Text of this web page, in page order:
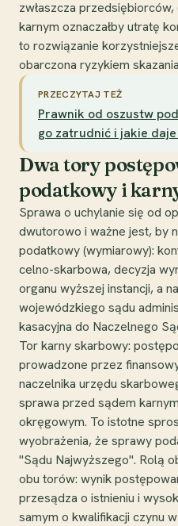
zwłaszcza
karnym oznaczałby utratę
to rozwiązanie
obarczona ryzykiem
PRZECZYTAJ TEŻ
Prawnik od oszustw
go zatrudnić i jakie
Dwa tory
podatkowy i
Sprawa o uchylanie się od
dwutorowo i ważne jest, by
podatkowy (wymiarowy):
celno-skarbowa, decyzja
organu wyższej instancji, a
wojewódzkiego sądu
kasacyjna do Naczelnego
Tor karny skarbowy:
prowadzone przez
naczelnika urzędu
sprawa przed sądem
okręgowym. To istotne
wyobrażenia, że sprawy
"Sądu Najwyższego". Rolą
obu torów: wynik
przesądza o istnieniu i
samym o kwalifikacji czynu